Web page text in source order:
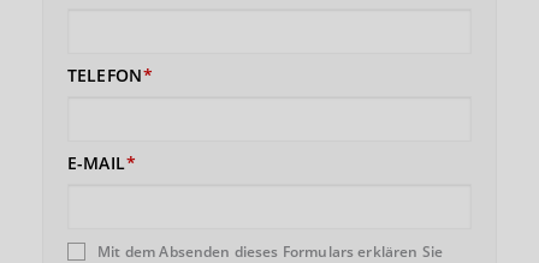
TELEFON
E-MAIL
Mit dem Absenden dieses Formulars erklären Sie